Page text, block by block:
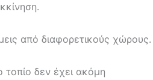
από διαφορετικούς χώρους.
τοπίο δεν έχει ακόμη